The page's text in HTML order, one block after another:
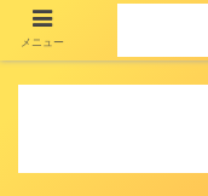
メニュー